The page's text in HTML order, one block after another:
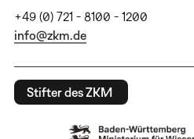
+49 (0) 721 - 8100 - 1200
info@zkm.de
Stifter des ZKM